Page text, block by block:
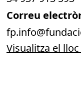
Correu
Visualitza el